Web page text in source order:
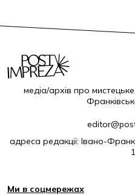
медіа/архів про
адреса редакції: Івано-
Ми в соцмережах